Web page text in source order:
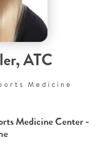
,ATC
Medicine
Medicine Center -